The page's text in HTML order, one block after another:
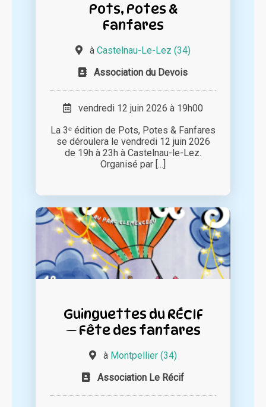
Pots, Potes &
Fanfares
à Castelnau-Le-Lez (34)
Association du Devois
vendredi 12 juin 2026 à 19h00
La 3ᵉ édition de Pots, Potes & Fanfares
se déroulera le vendredi 12 juin 2026
de 19h à 23h à Castelnau-le-Lez.
Organisé par [...]
Guinguettes du RÉCIF
— Fête des fanfares
à Montpellier (34)
Association Le Récif